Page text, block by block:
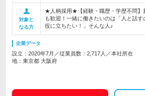
対象と
なる方
★人柄採用★【経験・職歴・学歴不問】
も歓迎！一緒に働きたいのは「人と話
役に立ちたい！」そんな人♪
企業データ
設立：2020年7月／従業員数：2,717人／本社所在
地：東京都 大阪府